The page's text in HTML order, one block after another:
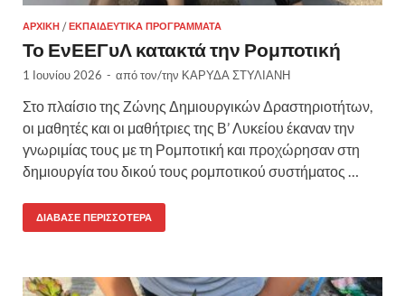
ΑΡΧΙΚΉ /ΕΚΠΑΙΔΕΥΤΙΚΆ ΠΡΟΓΡΆΜΜΑΤΑ
Το ΕνΕΕΓυΛ κατακτά την Ρομποτική
1 Ιουνίου 2026 - από τον/την ΚΑΡΥΔΑ ΣΤΥΛΙΑΝΗ
Στο πλαίσιο της Ζώνης Δημιουργικών Δραστηριοτήτων,
οι μαθητές και οι μαθήτριες της Β’ Λυκείου έκαναν την
γνωριμίας τους με τη Ρομποτική και προχώρησαν στη
δημιουργία του δικού τους ρομποτικού συστήματος …
ΔΙΆΒΑΣΕ ΠΕΡΙΣΣΌΤΕΡΑ